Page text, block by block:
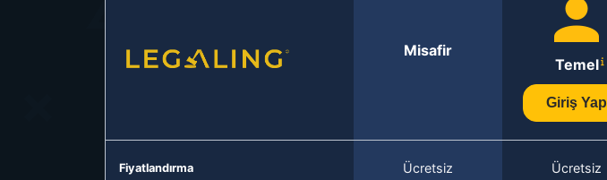
Misafir
Temel
Giriş Yap
Fiyatlandırma Ücretsiz Ücretsiz